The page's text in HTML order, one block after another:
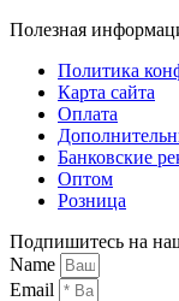
Полезная
Политика
Карта сайта
Оплата
Банковские
Оптом
Розница
Подпишитесь на
Name
Email